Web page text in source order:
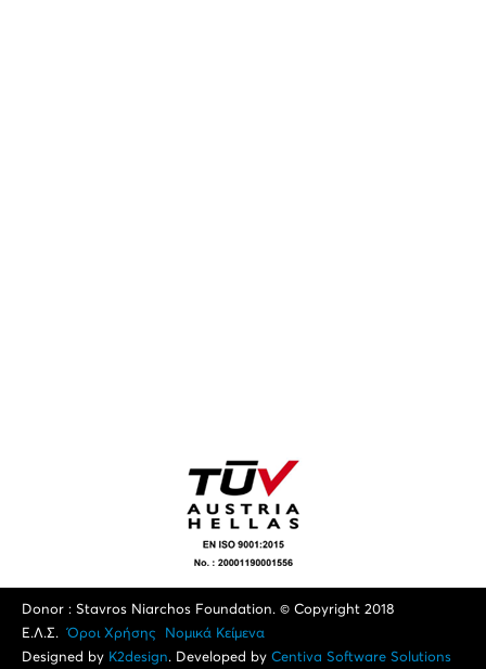
Donor : Stavros Niarchos Foundation. © Copyright 2018
Ε.Λ.Σ.Όροι Xρήσης
Νομικά Κείμενα
Designed by K2design. Developed by Centiva Software Solutions